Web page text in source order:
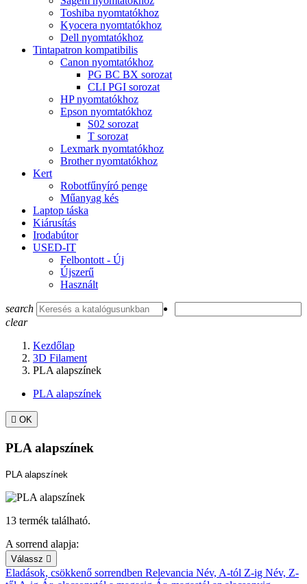
Toshiba nyomtatókhoz
Kyocera nyomtatókhoz
Dell nyomtatókhoz
Tintapatron kompatibilis
Canon nyomtatókhoz
PG BC BX sorozat
CLI PGI sorozat
HP nyomtatókhoz
Epson nyomtatókhoz
S02 sorozat
T sorozat
Lexmark nyomtatókhoz
Brother nyomtatókhoz
Kert
Robotfűnyíró penge
Műanyag kés
Laptop táska
Kiárusítás
Irodabútor
USED-IT
Felbontott - Új
Újszerű
Használt
search
clear
Kezdőlap
3D Filament
PLA alapszínek
PLA alapszínek
 OK
PLA alapszínek
PLA alapszínek
13 termék található.
A sorrend alapja:
Válassz 
Eladások, csökkenő sorrendben Relevancia Név, A-tól Z-ig Név, Z-